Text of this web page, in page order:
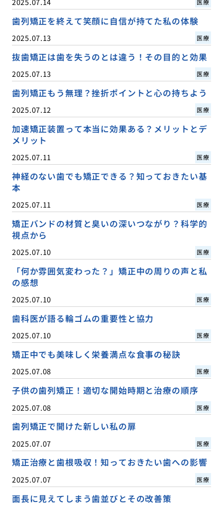
歯列矯正を終えて笑顔に自信が持てた私の体験
2025.07.13 医療
抜歯矯正は歯を失うのとは違う！その目的と効果
2025.07.13 医療
歯列矯正もう無理？挫折ポイントと心の持ちよう
2025.07.12 医療
加速矯正装置って本当に効果ある？メリットとデ
メリット
2025.07.11 医療
神経のない歯でも矯正できる？知っておきたい基
本
2025.07.11 医療
矯正バンドの材質と臭いの深いつながり？科学的
視点から
2025.07.10 医療
「何か雰囲気変わった？」矯正中の周りの声と私
の感想
2025.07.10 医療
歯科医が語る輪ゴムの重要性と協力
2025.07.10 医療
矯正中でも美味しく栄養満点な食事の秘訣
2025.07.08 医療
子供の歯列矯正！適切な開始時期と治療の順序
2025.07.08 医療
歯列矯正で開けた新しい私の扉
2025.07.07 医療
矯正治療と歯根吸収！知っておきたい歯への影響
2025.07.07 医療
面長に見えてしまう歯並びとその改善策